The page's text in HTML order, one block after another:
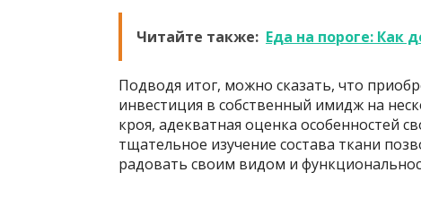
Читайте также: Еда на пороге: Как
Подводя итог, можно сказать, что
инвестиция в собственный имидж на
кроя, адекватная оценка особенностей
тщательное изучение состава ткани
радовать своим видом и